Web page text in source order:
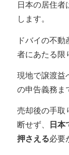
す
譲渡所
取得
ろえる
心にそろえる
資料
に洗い出す
ドバ
日本の居住者
します。
ドバイの不
者にあたる限
現地で譲渡益
の申告義務ま
売却後の手取
断せず、
日本
押さえる必要